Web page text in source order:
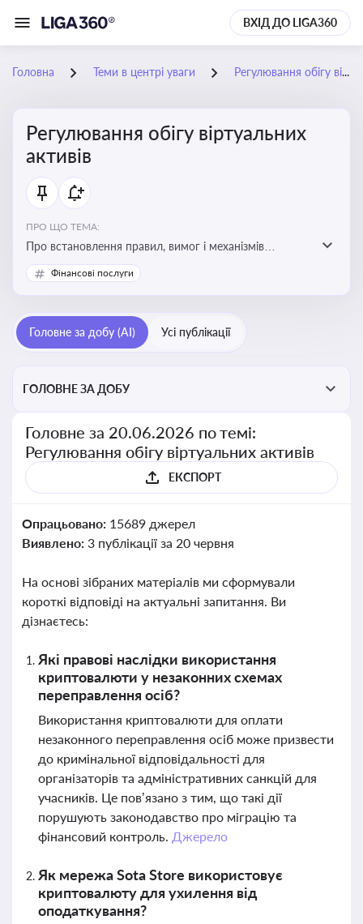
ВХІД ДО LIGA360
Головна Теми в центрі уваги Регулювання обігу віртуальних активів
Регулювання обігу віртуальних
активів
ПРО ЩО ТЕМА:
Про встановлення правил, вимог і механізмів
контролю за використанням, обігом та
оподаткуванням віртуальних активів, таких як
Фінансові послуги
Головне за добу (AI) Усі публікації
ГОЛОВНЕ ЗА ДОБУ
Головне за 20.06.2026 по темі:
Регулювання обігу віртуальних активів
ЕКСПОРТ
Опрацьовано: 15689 джерел
Виявлено: 3 публікації за 20 червня
На основі зібраних матеріалів ми сформували
короткі відповіді на актуальні запитання. Ви
дізнаєтесь:
Які правові наслідки використання
криптовалюти у незаконних схемах
переправлення осіб?
Використання криптовалюти для оплати
незаконного переправлення осіб може призвести
до кримінальної відповідальності для
організаторів та адміністративних санкцій для
учасників. Це пов’язано з тим, що такі дії
порушують законодавство про міграцію та
фінансовий контроль. Джерело
Як мережа Sota Store використовує
криптовалюту для ухилення від
оподаткування?